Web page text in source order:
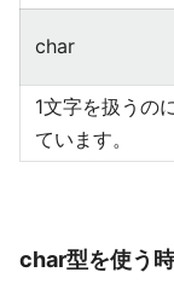
char
1文字を扱うの
ています。
char型を使う